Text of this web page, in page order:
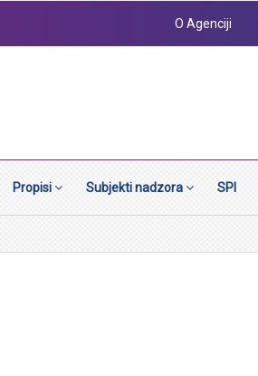
O Agenciji
Propisi Subjekti nadzora SPI